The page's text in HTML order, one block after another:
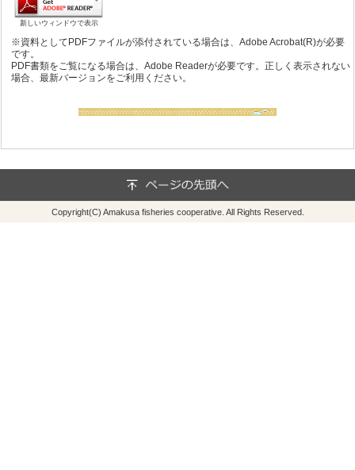
新しいウィンドウで表示
※資料としてPDFファイルが添付されている場合は、Adobe Acrobat(R)が必要
です。
PDF書類をご覧になる場合は、Adobe Readerが必要です。正しく表示されない
場合、最新バージョンをご利用ください。
Copyright(C) Amakusa fisheries cooperative. All Rights Reserved.